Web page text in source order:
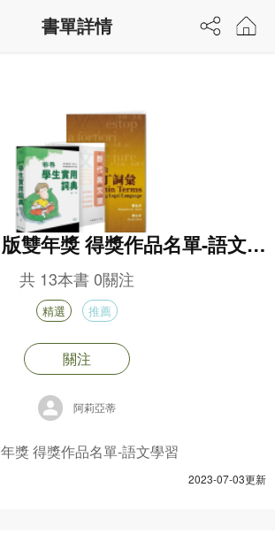
雙年獎 得獎作品名單-語文學
習
共 13本書 0關注
精選 推薦
關注
阿莉亞蒂
獎 得獎作品名單-語文學習
2023-07-03更新
書單詳情